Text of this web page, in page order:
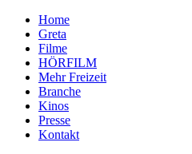
Home
Greta
Filme
HÖRFILM
Mehr Freizeit
Branche
Kinos
Presse
Kontakt